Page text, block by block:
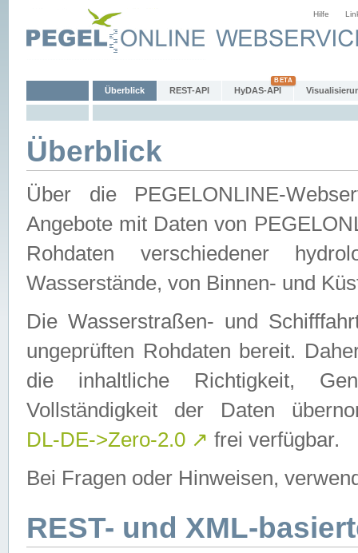
Hilfe
Überblick REST-API HyDAS-API
Überblick
Über die PEGELONLINE-
Angebote mit Daten von
Rohdaten verschiedener
Wasserstände, von Binnen- und
Die Wasserstraßen- und
ungeprüften Rohdaten bereit.
die inhaltliche Richtigkeit,
Vollständigkeit der Daten
DL-DE->Zero-2.0 ↗ frei verfügbar.
Bei Fragen oder Hinweisen,
REST- und XML-